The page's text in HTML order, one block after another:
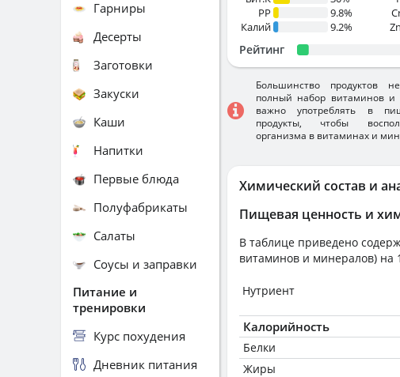
Химический состав и
Пищевая ценность и
В таблице приведено
витаминов и минералов) на
Нутриент
Калорийность
Белки
Жиры
PP
9.8%
Калий
9.2%
Zn
Рейтинг
Большинство продуктов
полный набор витаминов и
важно употреблять в
продукты, чтобы
организма в витаминах и
Гарниры
Десерты
Заготовки
Закуски
Каши
Напитки
Первые блюда
Полуфабрикаты
Салаты
Соусы и заправки
Питание и
тренировки
Курс похудения
Дневник питания